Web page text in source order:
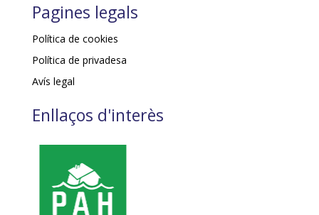
Pagines legals
Política de cookies
Política de privadesa
Avís legal
Enllaços d'interès